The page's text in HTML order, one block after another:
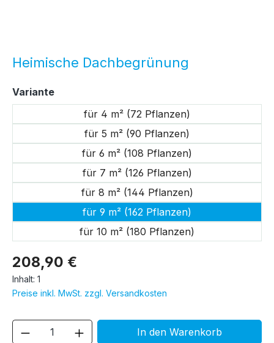
Heimische Dachbegrünung
208,90 €
Inhalt: 1
Preise inkl. MwSt. zzgl. Versandkosten
Varianteauswählen
für 4 m² (72 Pflanzen)
für 5 m² (90 Pflanzen)
für 6 m² (108 Pflanzen)
für 7 m² (126 Pflanzen)
für 8 m² (144 Pflanzen)
für 9 m² (162 Pflanzen)
für 10 m² (180 Pflanzen)
Produkt Anzahl: Gib denIn den Warenkorb